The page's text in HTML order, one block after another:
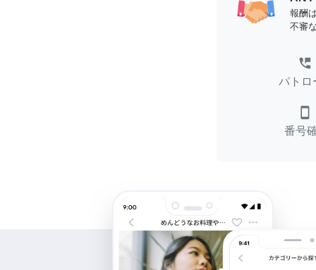
報酬
不審
perm_phone_msg
パトロ
smartphone
番号